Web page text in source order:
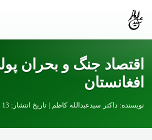
اقتصاد جنگ و بحران
افغانستان
نویسنده: داکتر سیدعبدالله کاظم | تاریخ انتشار: 13 نوامبر2017